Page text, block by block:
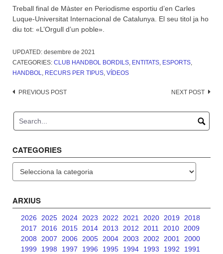
Treball final de Màster en Periodisme esportiu d’en Carles
Luque-Universitat Internacional de Catalunya. El seu titol ja ho
diu tot: «L’Orgull d’un poble».
UPDATED: desembre de 2021
CATEGORIES: CLUB HANDBOL BORDILS, ENTITATS, ESPORTS,
HANDBOL, RECURS PER TIPUS, VÍDEOS
Post
PREVIOUS POST NEXT POST
CATEGORIES
ARXIUS
2026 2025 2024 2023 2022 2021 2020 2019
2018
2017
2016 2015 2014 2013 2012 2011 2010 2009
2008
2007 2006 2005 2004 2003 2002 2001
2000
1999
1998 1997 1996 1995 1994 1993 1992
1991